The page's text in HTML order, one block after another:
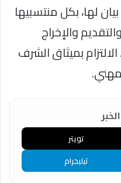
لها، بكل منتسبيها
والإخراج
بميثاق الشرف
تويتر
تيليجرام